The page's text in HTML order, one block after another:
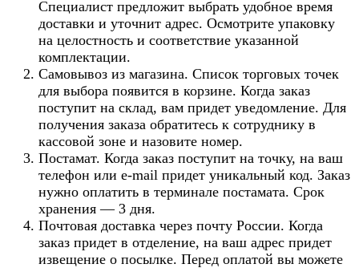
Специалист предложит выбрать удобное время
доставки и уточнит адрес. Осмотрите упаковку
на целостность и соответствие указанной
комплектации.
Самовывоз из магазина. Список торговых точек
для выбора появится в корзине. Когда заказ
поступит на склад, вам придет уведомление. Для
получения заказа обратитесь к сотруднику в
кассовой зоне и назовите номер.
Постамат. Когда заказ поступит на точку, на ваш
телефон или e-mail придет уникальный код. Заказ
нужно оплатить в терминале постамата. Срок
хранения — 3 дня.
Почтовая доставка через почту России. Когда
заказ придет в отделение, на ваш адрес придет
извещение о посылке. Перед оплатой вы можете